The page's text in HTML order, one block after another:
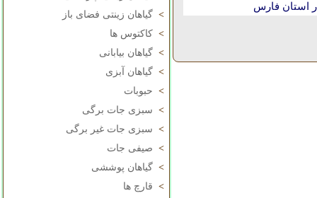
> گیاهان زینتی فضای باز
> کاکتوس ها
> گیاهان بیابانی
> گیاهان آبزی
> حبوبات
> سبزی جات برگی
> سبزی جات غیر برگی
> صیفی جات
> گیاهان پوششی
> قارچ ها
استان فارس